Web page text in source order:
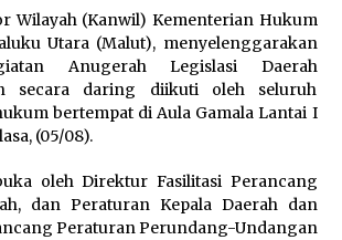
Festival Lembah Baliem Perkuat
Ekonomi Masyarakat Papua
Pegunungan
8 Agustus 2026
Bakteri Yogurt, Kenali Manfaatnya
untuk Kesehatan Pencernaan
8 Agustus 2026
Wilayah (Kanwil) Kementerian Hukum
Utara (Malut), menyelenggarakan
Anugerah Legislasi Daerah
secara daring diikuti oleh seluruh
bertempat di Aula Gamala Lantai I
(05/08).
oleh Direktur Fasilitasi Perancang
dan Peraturan Kepala Daerah dan
Peraturan Perundang-Undangan